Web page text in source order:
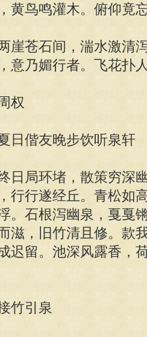
黄鸟鸣灌木。俯仰竟
苍石间，湍水激清泻
意乃媚行者。飞花扑
偕友晚步饮听泉轩
局环堵，散策穷深幽
行行遂经丘。青松如
。石根泻幽泉，戛戛
滋，旧竹清且修。款
迟留。池深风露香，
引泉